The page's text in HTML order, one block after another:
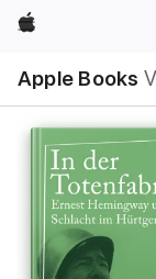
Apple
Apple Books
Navigation
Menü
öffnen